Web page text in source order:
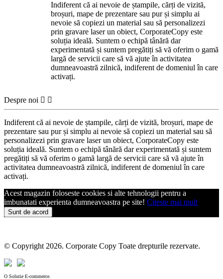
Indiferent că ai nevoie de ștampile, cărți de vizită,
broșuri, mape de prezentare sau pur și simplu ai
nevoie să copiezi un material sau să personalizezi
prin gravare laser un obiect, CorporateCopy este
soluția ideală. Suntem o echipă tânără dar
experimentată și suntem pregătiți să vă oferim o gamă
largă de servicii care să vă ajute în activitatea
dumneavoastră zilnică, indiferent de domeniul în care
activați.
Despre noi  
Indiferent că ai nevoie de ștampile, cărți de vizită, broșuri, mape de
prezentare sau pur și simplu ai nevoie să copiezi un material sau să
personalizezi prin gravare laser un obiect, CorporateCopy este
soluția ideală. Suntem o echipă tânără dar experimentată și suntem
pregătiți să vă oferim o gamă largă de servicii care să vă ajute în
activitatea dumneavoastră zilnică, indiferent de domeniul în care
activați.
Acest magazin foloseste cookies si alte tehnologii pentru a
imbunatati experienta dumneavoastra pe site! Citeste mai mult
Sunt de acord
© Copyright 2026. Corporate Copy Toate drepturile rezervate.
O Solutie E-commerce.